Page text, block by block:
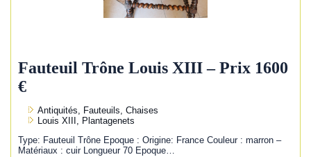
Fauteuil Trône Louis XIII – Prix 1600
€
Antiquités, Fauteuils, Chaises
Louis XIII, Plantagenets
Type: Fauteuil Trône Epoque : Origine: France Couleur : marron –
Matériaux : cuir Longueur 70 Epoque…